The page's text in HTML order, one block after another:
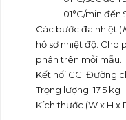
01°C/min đến
Các bước đa nhiệt (
hồ sơ nhiệt độ. Cho
phân trên mỗi mẫu.
Kết nối GC: Đường
Trọng lượng: 17.5 kg
Kích thước (W x H x